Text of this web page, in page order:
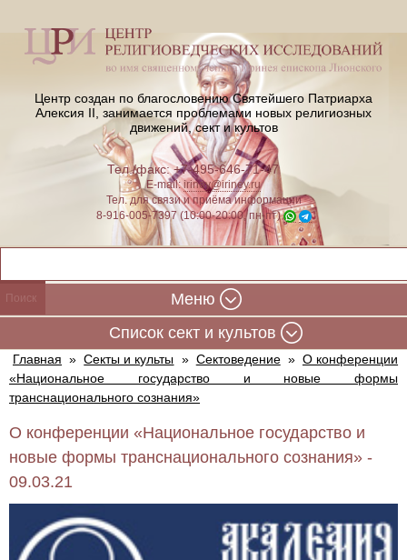
Центр создан по благословению Святейшего Патриарха
Алексия II, занимается проблемами новых религиозных
движений, сект и культов
Тел./факс: +7-495-646-71-47
E-mail:iriney@iriney.ru
Тел. для связи и приёма информации
8-916-005-7397 (10:00-20:00, пн-пт)
Меню
Cписок сект и культов
Главная » Секты и культы » Сектоведение » О конференции
«Национальное государство и новые формы
транснационального сознания»
О конференции «Национальное государство и
новые формы транснационального сознания» -
09.03.21